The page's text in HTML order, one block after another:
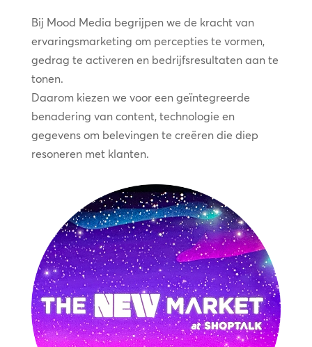
Bij Mood Media begrijpen we de kracht van
ervaringsmarketing om percepties te vormen,
gedrag te activeren en bedrijfsresultaten aan te
tonen.
Daarom kiezen we voor een geïntegreerde
benadering van content, technologie en
gegevens om belevingen te creëren die diep
resoneren met klanten.